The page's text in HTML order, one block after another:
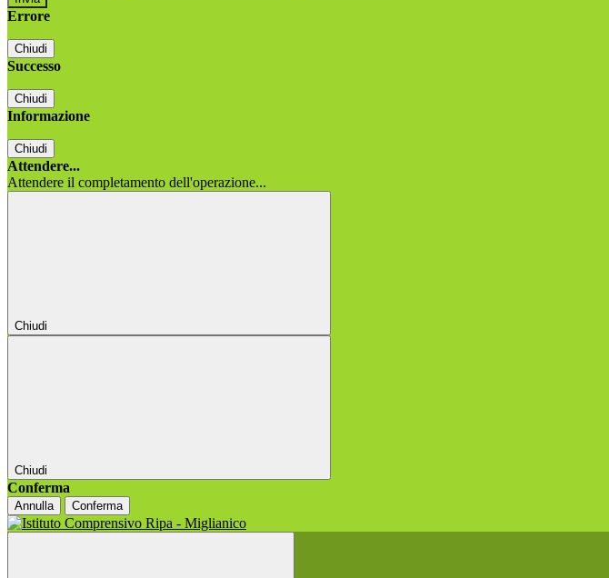
Errore
Chiudi
Successo
Chiudi
Informazione
Chiudi
Attendere...
Attendere il completamento dell'operazione...
Chiudi
Chiudi
Conferma
Annulla Conferma